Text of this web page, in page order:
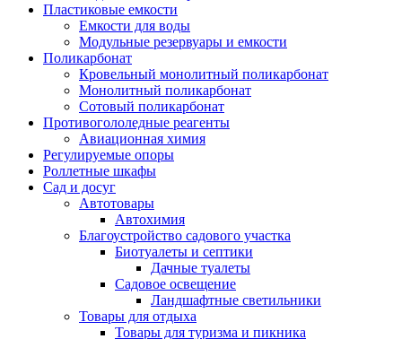
Пластиковые емкости
Емкости для воды
Модульные резервуары и емкости
Поликарбонат
Кровельный монолитный поликарбонат
Монолитный поликарбонат
Сотовый поликарбонат
Противогололедные реагенты
Авиационная химия
Регулируемые опоры
Роллетные шкафы
Сад и досуг
Автотовары
Автохимия
Благоустройство садового участка
Биотуалеты и септики
Дачные туалеты
Садовое освещение
Ландшафтные светильники
Товары для отдыха
Товары для туризма и пикника